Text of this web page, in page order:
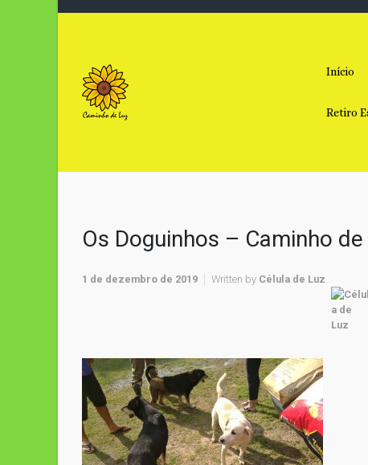
Início
Retiro
Os Doguinhos – Caminho
1 de dezembro de 2019 Written by Célula de Luz